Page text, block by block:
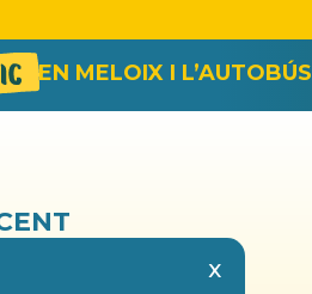
EN MELOIX I L’AUTOBÚS
x